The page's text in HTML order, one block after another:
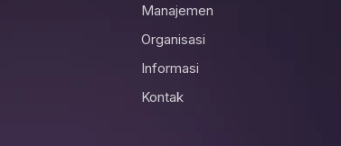
Manajemen
Organisasi
Informasi
Kontak